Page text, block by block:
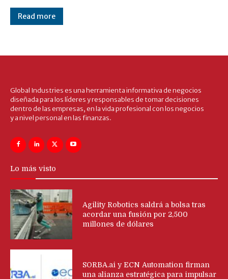
Read more
Global Industries es una herramienta informativa de negocios
diseñada para los líderes y responsables de tomar decisiones
dentro de las empresas, en la vida profesional con los negocios
y a nivel personal en las finanzas.
Lo más visto
Agility Robotics saldrá a bolsa tras
acordar una fusión por 2,500
millones de dólares
SORBA.ai y ECN Automation firman
una alianza estratégica para impulsar